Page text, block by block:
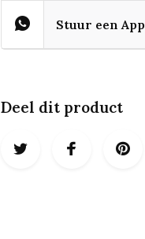
Stuur een App
Deel dit product